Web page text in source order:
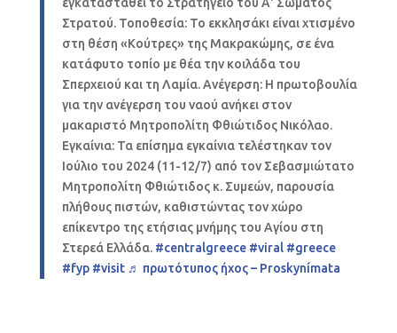
Στρατού. Τοποθεσία: Το εκκλησάκι είναι χτισμένο
στη θέση «Κούτρες» της Μακρακώμης, σε ένα
κατάφυτο τοπίο με θέα την κοιλάδα του
Σπερχειού και τη Λαμία. Ανέγερση: Η πρωτοβουλία
για την ανέγερση του ναού ανήκει στον
μακαριστό Μητροπολίτη Φθιώτιδος Νικόλαο.
Εγκαίνια: Τα επίσημα εγκαίνια τελέστηκαν τον
Ιούλιο του 2024 (11-12/7) από τον Σεβασμιώτατο
Μητροπολίτη Φθιώτιδος κ. Συμεών, παρουσία
πλήθους πιστών, καθιστώντας τον χώρο
επίκεντρο της ετήσιας μνήμης του Αγίου στη
Στερεά Ελλάδα. #centralgreece #viral #greece
#fyp #visit ♬ πρωτότυπος ήχος – Proskynímata